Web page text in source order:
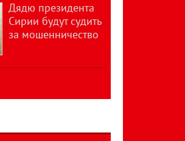
Дядю президента
Сирии будут судить
за мошенничество